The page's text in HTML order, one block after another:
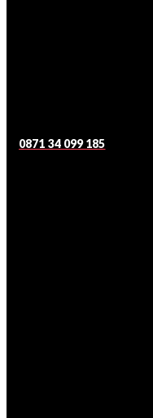
0871 34 099 185